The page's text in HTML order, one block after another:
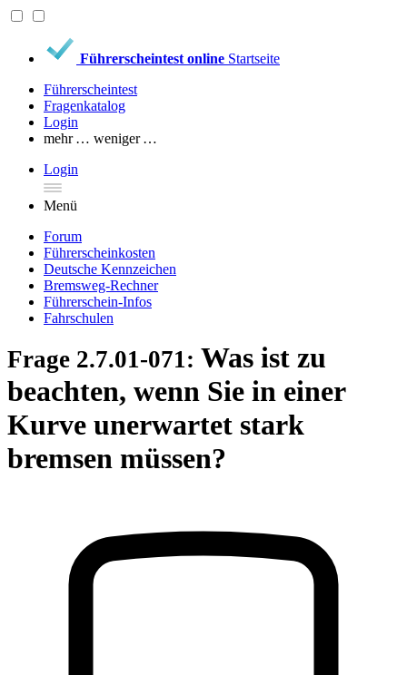
Führerscheintest online Startseite
Führerscheintest
Fragenkatalog
Login
mehr … weniger …
Login
Menü
Forum
Führerscheinkosten
Deutsche Kennzeichen
Bremsweg-Rechner
Führerschein-Infos
Fahrschulen
Frage 2.7.01-071: Was ist zu
beachten, wenn Sie in einer
Kurve unerwartet stark
bremsen müssen?